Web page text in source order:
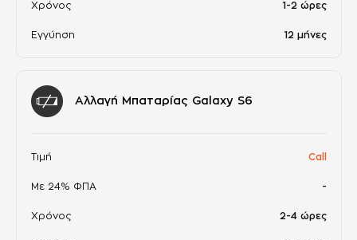
Χρόνος 1-2 ώρες
Εγγύηση 12 μήνες
Αλλαγή Μπαταρίας Galaxy S6
Τιμή Call
Με 24% ΦΠΑ -
Χρόνος 2-4 ώρες